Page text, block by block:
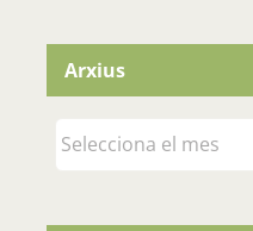
Arxius
Arxius